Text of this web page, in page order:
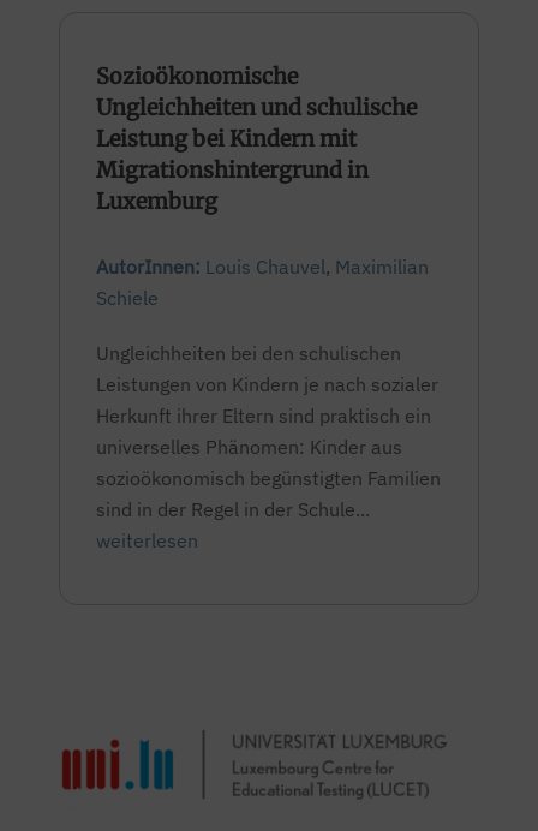
Sozioökonomische
Ungleichheiten und schulische
Leistung bei Kindern mit
Migrationshintergrund in
Luxemburg
AutorInnen: Louis Chauvel, Maximilian
Schiele
Ungleichheiten bei den schulischen
Leistungen von Kindern je nach sozialer
Herkunft ihrer Eltern sind praktisch ein
universelles Phänomen: Kinder aus
sozioökonomisch begünstigten Familien
sind in der Regel in der Schule...
weiterlesen